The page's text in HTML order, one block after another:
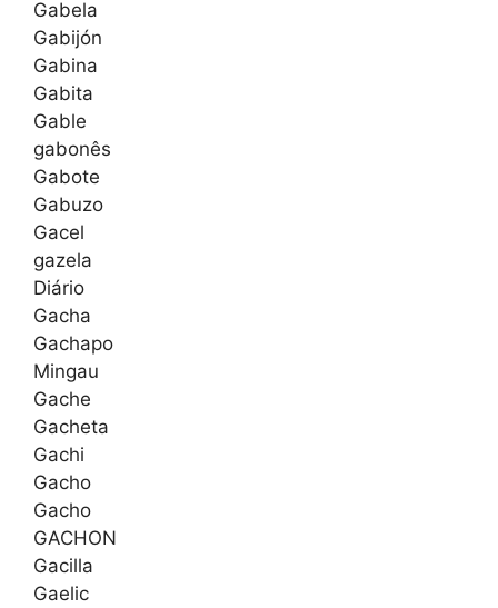
Gabela
Gabijón
Gabina
Gabita
Gable
gabonês
Gabote
Gabuzo
Gacel
gazela
Diário
Gacha
Gachapo
Mingau
Gache
Gacheta
Gachi
Gacho
Gacho
GACHON
Gacilla
Gaelic